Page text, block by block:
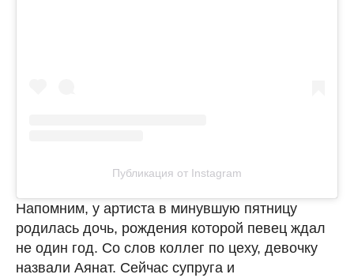
Публикация от Instagram
Напомним, у артиста в минувшую пятницу
родилась дочь, рождения которой певец ждал
не один год. Со слов коллег по цеху, девочку
назвали Аянат. Сейчас супруга и